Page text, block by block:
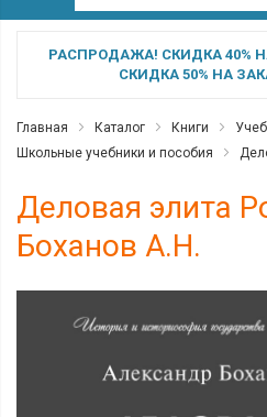
РАСПРОДАЖА! СКИДКА 40%
СКИДКА 50% НА
Главная Каталог Книги
Школьные учебники и пособия
Деловая элита
Боханов А.Н.